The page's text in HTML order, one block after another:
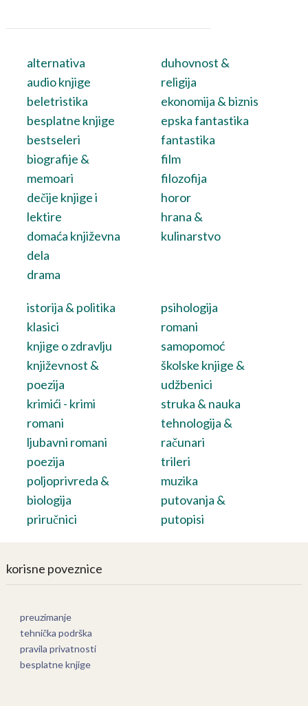
alternativa
audio knjige
beletristika
besplatne knjige
bestseleri
biografije &
memoari
dečije knjige i
lektire
domaća književna
dela
drama
duhovnost &
religija
ekonomija & biznis
epska fantastika
fantastika
film
filozofija
horor
hrana &
kulinarstvo
istorija & politika
klasici
knjige o zdravlju
književnost &
poezija
krimići - krimi
romani
ljubavni romani
poezija
poljoprivreda &
biologija
priručnici
psihologija
romani
samopomoć
školske knjige &
udžbenici
struka & nauka
tehnologija &
računari
trileri
muzika
putovanja &
putopisi
korisne poveznice
preuzimanje
tehnička podrška
pravila privatnosti
besplatne knjige